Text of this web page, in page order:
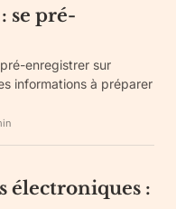
se pré-
enregistrer sur
informations à préparer
électroniques :